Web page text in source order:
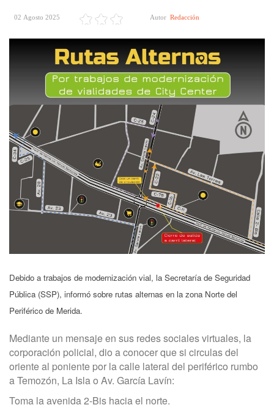
02 Agosto 2025 Autor Redacción
Debido a trabajos de modernización vial, la Secretaría de Seguridad
Pública (SSP), informó sobre rutas alternas en la zona Norte del
Periférico de Merida.
Mediante un mensaje en sus redes sociales virtuales, la
corporación policial, dio a conocer que si circulas del
oriente al poniente por la calle lateral del periférico rumbo
a Temozón, La Isla o Av. García Lavín:
Toma la avenida 2-Bis hacia el norte.